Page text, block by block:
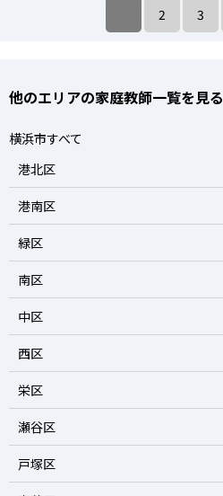
2 3
他のエリアの家庭教師一覧を見る
横浜市すべて
港北区
港南区
緑区
南区
中区
西区
栄区
瀬谷区
戸塚区